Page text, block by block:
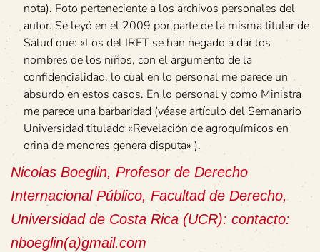
nota). Foto perteneciente a los archivos personales del
autor. Se leyó en el 2009 por parte de la misma titular de
Salud que: «Los del IRET se han negado a dar los
nombres de los niños, con el argumento de la
confidencialidad, lo cual en lo personal me parece un
absurdo en estos casos. En lo personal y como Ministra
me parece una barbaridad (véase artículo del Semanario
Universidad titulado «Revelación de agroquímicos en
orina de menores genera disputa» ).
Nicolas Boeglin, Profesor de Derecho
Internacional Público, Facultad de Derecho,
Universidad de Costa Rica (UCR): contacto:
nboeglin(a)gmail.com